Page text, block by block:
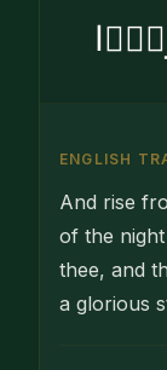
ENGLISH
And rise
of the
thee, and
a glorious